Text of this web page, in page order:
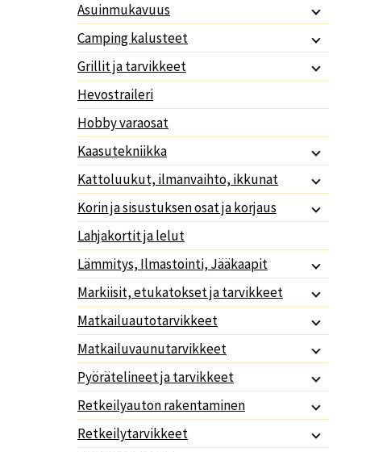
Asuinmukavuus
Camping kalusteet
Grillit ja tarvikkeet
Hevostraileri
Hobby varaosat
Kaasutekniikka
Kattoluukut, ilmanvaihto, ikkunat
Korin ja sisustuksen osat ja korjaus
Lahjakortit ja lelut
Lämmitys, Ilmastointi, Jääkaapit
Markiisit, etukatokset ja tarvikkeet
Matkailuautotarvikkeet
Matkailuvaunutarvikkeet
Pyörätelineet ja tarvikkeet
Retkeilyauton rakentaminen
Retkeilytarvikkeet